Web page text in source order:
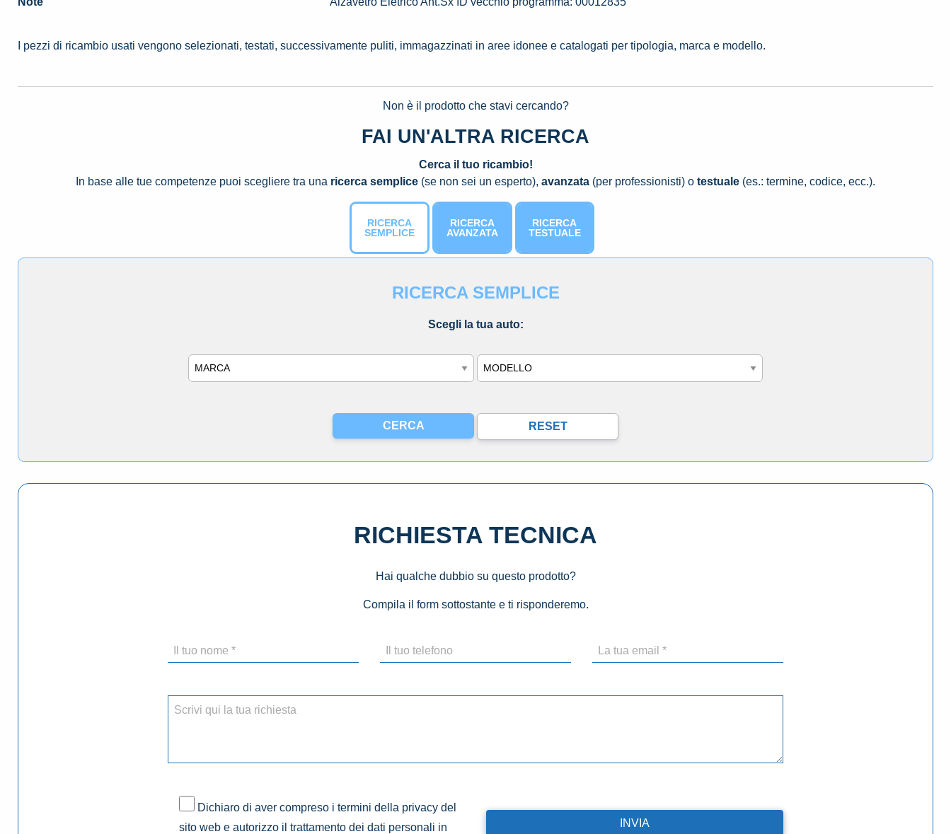
I pezzi di ricambio usati vengono selezionati, testati, successivamente puliti, immagazzinati in aree idonee e catalogati per tipologia, marca e modello.
Non è il prodotto che stavi cercando?
FAI UN'ALTRA RICERCA
Cerca il tuo ricambio!
In base alle tue competenze puoi scegliere tra una ricerca semplice (se non sei un esperto), avanzata (per professionisti) o testuale (es.: termine, codice, ecc.).
RICERCA
SEMPLICE
RICERCA
AVANZATA
RICERCA
TESTUALE
RICERCA SEMPLICE
Scegli la tua auto:
Marca Modello
RICHIESTA TECNICA
Hai qualche dubbio su questo prodotto?
Compila il form sottostante e ti risponderemo.
Dichiaro di aver compreso i termini della privacy del
sito web e autorizzo il trattamento dei dati personali in